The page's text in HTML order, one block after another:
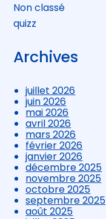
Non classé
quizz
Archives
juillet 2026
juin 2026
mai 2026
avril 2026
mars 2026
février 2026
janvier 2026
décembre 2025
novembre 2025
octobre 2025
septembre 2025
août 2025